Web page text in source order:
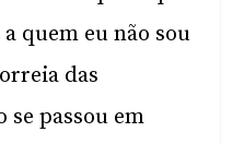
quem eu não sou
das
se passou em